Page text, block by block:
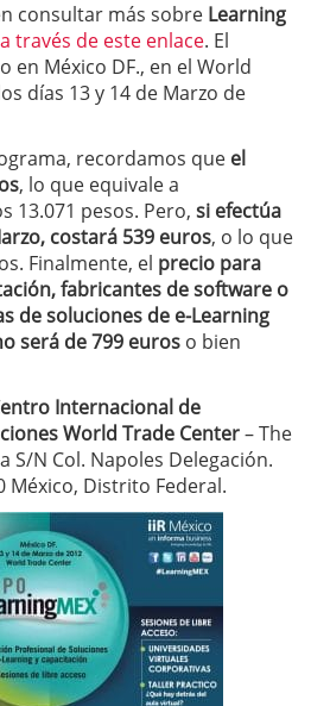
consultar más sobre Learning
través de este enlace. El
en México DF., en el World
días 13 y 14 de Marzo de
recordamos que el
, lo que equivale a
13.071 pesos. Pero, si efectúa
costará 539 euros, o lo que
Finalmente, el precio para
fabricantes de software o
de soluciones de e-Learning
será de 799 euros o bien
Internacional de
World Trade Center– The
S/N Col. Napoles Delegación.
México, Distrito Federal.